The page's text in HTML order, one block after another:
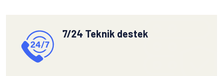
7/24 Teknik destek